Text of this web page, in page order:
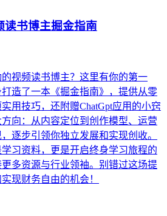
读书博主掘金指南
视频读书博主？这里有你的第一
造了一本《掘金指南》，提供从零
用技巧，还附赠ChatGpt应用的小窍
向：从内容定位到创作模型、运营
逐步引领你独立发展和实现创收。
习资料，更是开启终身学习旅程的
多资源与行业领袖。别错过这场提
现财务自由的机会！